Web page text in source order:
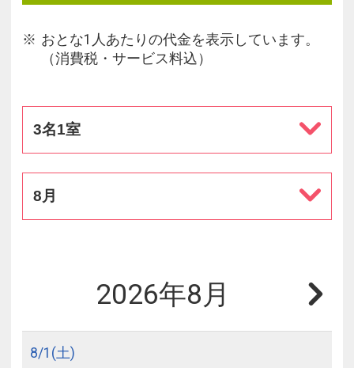
おとな1人あたりの代金を表示しています。
（消費税・サービス料込）
3名1室
8月
2026年8月
8/1 (土)